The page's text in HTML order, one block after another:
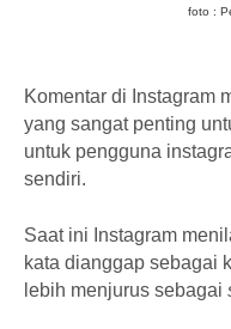
foto :
Komentar di Instagram
yang sangat penting
untuk pengguna
sendiri.
Saat ini Instagram
kata dianggap sebagai
lebih menjurus sebagai